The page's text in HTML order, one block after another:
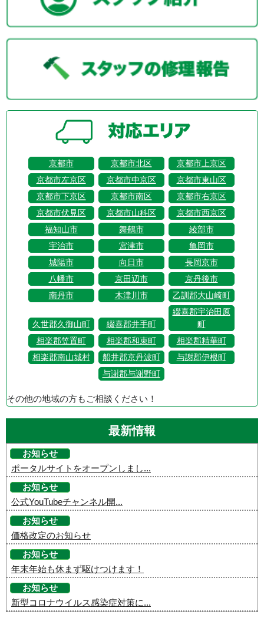
京都市 京都市北区
京都市上京区
京都市左京区
京都市中京区
京都市東山区
京都市下京区
京都市南区
京都市右京区
京都市伏見区
京都市山科区
京都市西京区
福知山市
舞鶴市
綾部市
宇治市
宮津市
亀岡市
城陽市
向日市
長岡京市
八幡市
京田辺市
京丹後市
南丹市
木津川市 乙訓郡大山崎町
久世郡久御山町 綴喜郡井手町
綴喜郡宇治田原
町
相楽郡笠置町
相楽郡和束町
相楽郡精華町
相楽郡南山城村
船井郡京丹波町
与謝郡伊根町
与謝郡与謝野町
その他の地域の方もご相談ください！
最新情報
お知らせ
ポータルサイトをオープンしまし...
お知らせ
公式YouTubeチャンネル開...
お知らせ
価格改定のお知らせ
お知らせ
年末年始も休まず駆けつけます！
お知らせ
新型コロナウイルス感染症対策に...